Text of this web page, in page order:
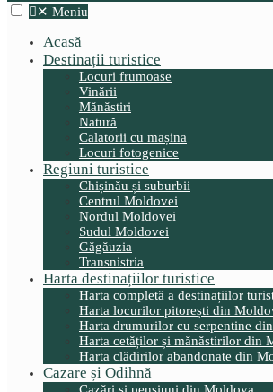
✕ Meniu
Acasă
Destinații turistice
Locuri frumoase
Vinării
Mănăstiri
Natură
Calatorii cu mașina
Locuri fotogenice
Regiuni turistice
Chișinău și suburbii
Centrul Moldovei
Nordul Moldovei
Sudul Moldovei
Găgăuzia
Transnistria
Harta destinațiilor turistice
Harta completă a destinațiilor
Harta locurilor pitorești din
Harta drumurilor cu serpentine
Harta cetăților și mănăstirilor din
Harta clădirilor abandonate din
Cazare și Odihnă